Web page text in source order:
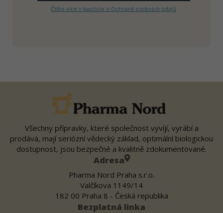
Čtěte více v kapitole o Ochraně osobních údajů
Všechny přípravky, které společnost vyvíjí, vyrábí a
prodává, mají seriózní vědecký základ, optimální biologickou
dostupnost, jsou bezpečné a kvalitně zdokumentované.
Adresa
Pharma Nord Praha s.r.o.
Valčíkova 1149/14
182 00 Praha 8 - Česká republika
Bezplatná linka